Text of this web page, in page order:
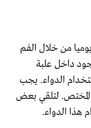
من خلال الفم
داخل علبة
الدواء. يجب
المختص. لتلقي بعض
هذا الدواء.